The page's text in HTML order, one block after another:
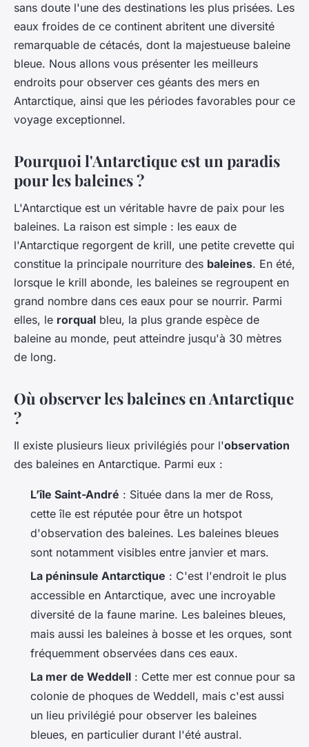
sans doute l'une des destinations les plus prisées. Les
eaux froides de ce continent abritent une diversité
remarquable de cétacés, dont la majestueuse baleine
bleue. Nous allons vous présenter les meilleurs
endroits pour observer ces géants des mers en
Antarctique, ainsi que les périodes favorables pour ce
voyage exceptionnel.
Pourquoi l'Antarctique est un paradis
pour les baleines ?
L'Antarctique est un véritable havre de paix pour les
baleines. La raison est simple : les eaux de
l'Antarctique regorgent de krill, une petite crevette qui
constitue la principale nourriture des baleines. En été,
lorsque le krill abonde, les baleines se regroupent en
grand nombre dans ces eaux pour se nourrir. Parmi
elles, le rorqual bleu, la plus grande espèce de
baleine au monde, peut atteindre jusqu'à 30 mètres
de long.
Où observer les baleines en Antarctique
?
Il existe plusieurs lieux privilégiés pour l'observation
des baleines en Antarctique. Parmi eux :
L’île Saint-André : Située dans la mer de Ross,
cette île est réputée pour être un hotspot
d'observation des baleines. Les baleines bleues
sont notamment visibles entre janvier et mars.
La péninsule Antarctique : C'est l'endroit le plus
accessible en Antarctique, avec une incroyable
diversité de la faune marine. Les baleines bleues,
mais aussi les baleines à bosse et les orques, sont
fréquemment observées dans ces eaux.
La mer de Weddell : Cette mer est connue pour sa
colonie de phoques de Weddell, mais c'est aussi
un lieu privilégié pour observer les baleines
bleues, en particulier durant l'été austral.